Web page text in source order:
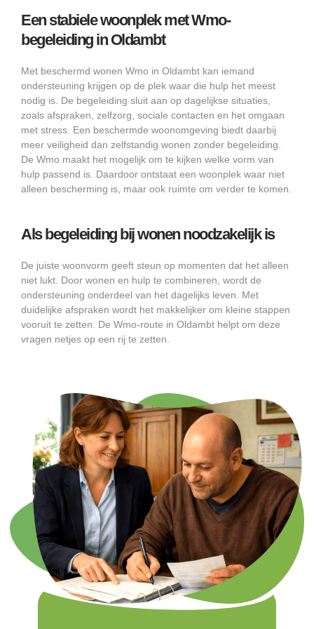
Een stabiele woonplek met Wmo-
begeleiding in Oldambt
Met beschermd wonen Wmo in Oldambt kan iemand
ondersteuning krijgen op de plek waar die hulp het meest
nodig is. De begeleiding sluit aan op dagelijkse situaties,
zoals afspraken, zelfzorg, sociale contacten en het omgaan
met stress. Een beschermde woonomgeving biedt daarbij
meer veiligheid dan zelfstandig wonen zonder begeleiding.
De Wmo maakt het mogelijk om te kijken welke vorm van
hulp passend is. Daardoor ontstaat een woonplek waar niet
alleen bescherming is, maar ook ruimte om verder te komen.
Als begeleiding bij wonen noodzakelijk is
De juiste woonvorm geeft steun op momenten dat het alleen
niet lukt. Door wonen en hulp te combineren, wordt de
ondersteuning onderdeel van het dagelijks leven. Met
duidelijke afspraken wordt het makkelijker om kleine stappen
vooruit te zetten. De Wmo-route in Oldambt helpt om deze
vragen netjes op een rij te zetten.